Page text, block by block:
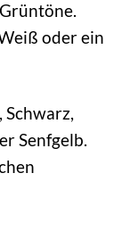
oder ein
Senfgelb.